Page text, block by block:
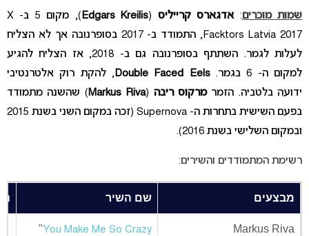
שמות מוכרים: אדגארס קרייליס(
Edgars Kreilis
), מקום 5 ב- X
Facktors Latvia 2017, התמודד ב- 2017 בסופרנובה אך לא הצליח
לעלות לגמר. השתתף בסופרנובה גם ב- 2018, אז הצליח להגיע
למקום ה- 6 בגמר.
Double Faced Eels, להקת רוק אלטרנטיבי
ידועה בלטביה. הזמר מרקוס ריבה(
Markus Riva) שהשנה מתמודד
בפעם השישית בתחרות ה- Supernova (זכה במקום השני בשנת 2015
ובמקום השלישי בשנת 2016).
רשימת המתמודדים והשירים:
מבצעים שם השיר
Markus Riva
You Make Me So Crazy
"